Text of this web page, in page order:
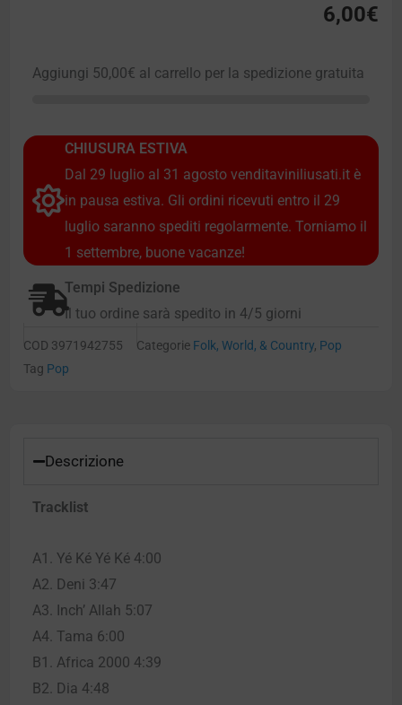
6,00€
Aggiungi 50,00€ al carrello per la spedizione gratuita
CHIUSURA ESTIVA
Dal 29 luglio al 31 agosto venditaviniliusati.it è
in pausa estiva. Gli ordini ricevuti entro il 29
luglio saranno spediti regolarmente. Torniamo il
1 settembre, buone vacanze!
Tempi Spedizione
Il tuo ordine sarà spedito in 4/5 giorni
COD 3971942755 Categorie Folk, World, & Country, Pop
Tag Pop
Descrizione
Tracklist
A1. Yé Ké Yé Ké 4:00
A2. Deni 3:47
A3. Inch’ Allah 5:07
A4. Tama 6:00
B1. Africa 2000 4:39
B2. Dia 4:48